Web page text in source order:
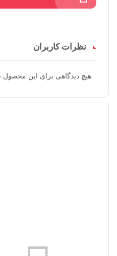
نظرات کاربران
هیچ دیدگاهی برای این